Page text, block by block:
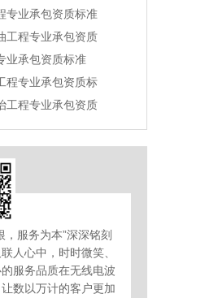
专业承包资质标准
工程专业承包资质
业承包资质标准
程专业承包资质标
工程专业承包资质
，服务为本”深深铭刻
人心中，时时微笑、
服务品质在无线电波
数以万计的客户更加